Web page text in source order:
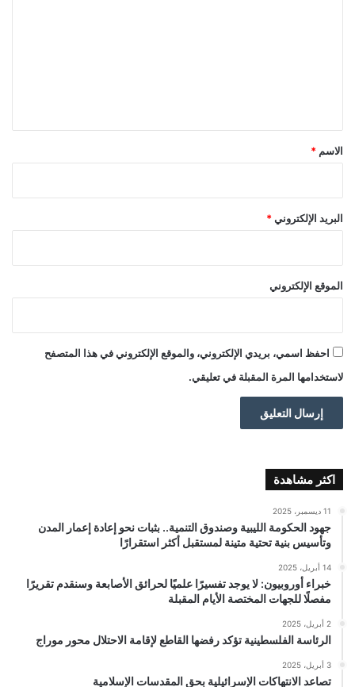
*
الاسم *
البريد الإلكتروني *
الموقع الإلكتروني
احفظ اسمي، بريدي الإلكتروني، والموقع الإلكتروني في هذا المتصفح
لاستخدامها المرة المقبلة في تعليقي.
اكثر مشاهدة
11 ديسمبر، 2025
جهود الحكومة الليبية وصندوق التنمية.. بثبات نحو إعادة إعمار المدن
وتأسيس بنية تحتية متينة لمستقبل أكثر استقرارًا
14 أبريل، 2025
خبراء أوروبيون: لا يوجد تفسيرًا علميًا لحرائق الأصابعة وسنقدم تقريرًا
مفصلًا للجهات المختصة الأيام المقبلة
2 أبريل، 2025
الرئاسة الفلسطينية تؤكد رفضها القاطع لإقامة الاحتلال محور موراج
3 أبريل، 2025
تصاعد الانتهاكات الإسرائيلية بحق المقدسات الإسلامية